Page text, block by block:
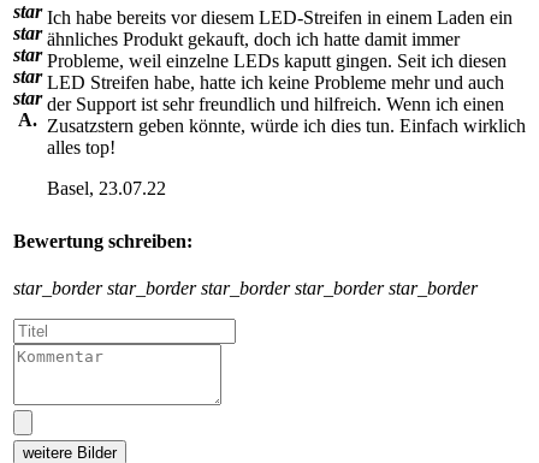
star
star
star
star
star
A.
Ich habe bereits vor diesem LED-Streifen in einem Laden ein
ähnliches Produkt gekauft, doch ich hatte damit immer
Probleme, weil einzelne LEDs kaputt gingen. Seit ich diesen
LED Streifen habe, hatte ich keine Probleme mehr und auch
der Support ist sehr freundlich und hilfreich. Wenn ich einen
Zusatzstern geben könnte, würde ich dies tun. Einfach wirklich
alles top!
Basel, 23.07.22
Bewertung schreiben:
star_border star_border star_border star_border star_border
weitere Bilder